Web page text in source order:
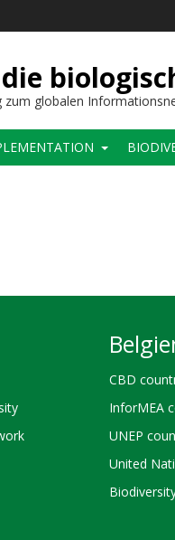
zum globalen
CBD
InforMEA
UNEP
United